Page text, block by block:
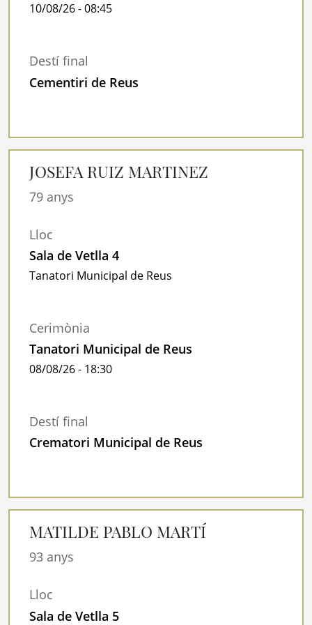
10/08/26 - 08:45
Destí final
Cementiri de Reus
JOSEFA RUIZ MARTINEZ
79 anys
Lloc
Sala de Vetlla 4
Tanatori Municipal de Reus
Cerimònia
Tanatori Municipal de Reus
08/08/26 - 18:30
Destí final
Crematori Municipal de Reus
MATILDE PABLO MARTÍ
93 anys
Lloc
Sala de Vetlla 5